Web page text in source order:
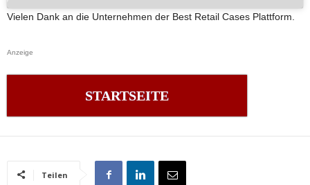
Vielen Dank an die Unternehmen der Best Retail Cases Plattform.
Anzeige
STARTSEITE
Teilen